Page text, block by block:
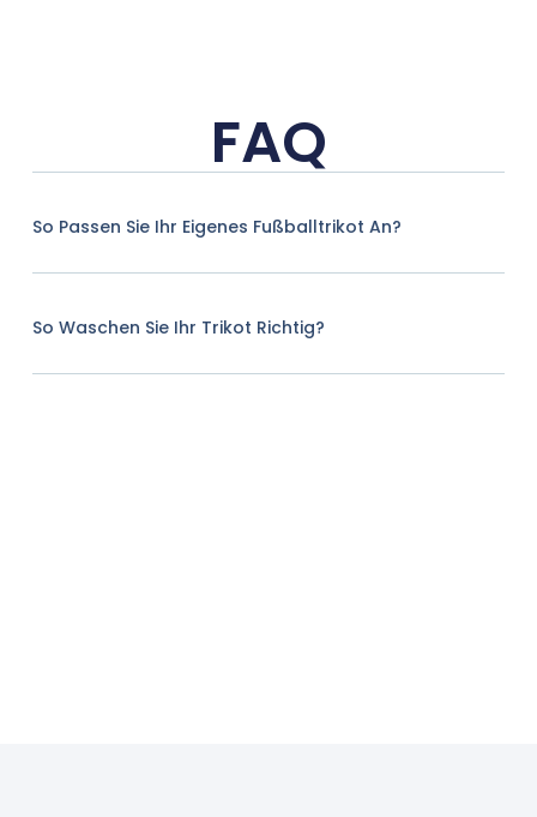
FAQ
So Passen Sie Ihr Eigenes Fußballtrikot An?
So Waschen Sie Ihr Trikot Richtig?